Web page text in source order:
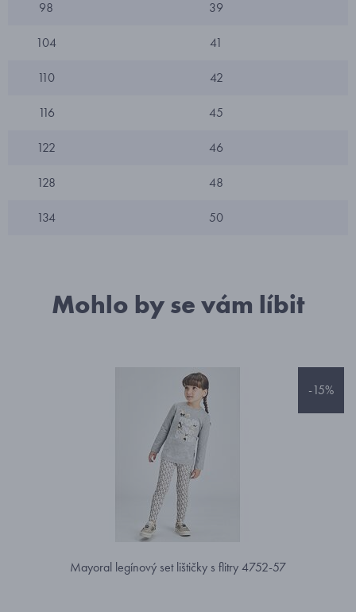
98 39
104 41
110 42
116 45
122 46
128 48
134 50
Mohlo by se vám líbit
-15%
Mayoral legínový set lištičky s flitry 4752-57